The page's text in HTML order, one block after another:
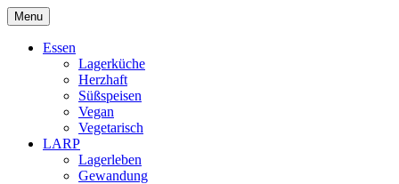
Skip
to
content
DragonDanielas Hobbyblog
Menu
Essen
Lagerküche
Herzhaft
Süßspeisen
Vegan
Vegetarisch
LARP
Lagerleben
Gewandung